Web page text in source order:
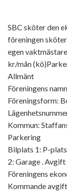
SBC sköter den
föreningen
egen
kr/mån
Allmänt
Föreningens
Föreningsform:
Kommun:
Parkering
Bilplats 1: P-
2: Garage .
Föreningens
Kommande